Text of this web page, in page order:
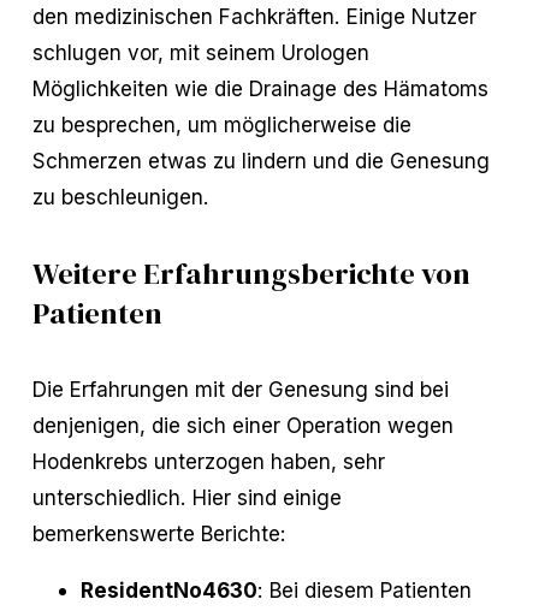
den medizinischen Fachkräften. Einige Nutzer
schlugen vor, mit seinem Urologen
Möglichkeiten wie die Drainage des Hämatoms
zu besprechen, um möglicherweise die
Schmerzen etwas zu lindern und die Genesung
zu beschleunigen.
Weitere Erfahrungsberichte von
Patienten
Die Erfahrungen mit der Genesung sind bei
denjenigen, die sich einer Operation wegen
Hodenkrebs unterzogen haben, sehr
unterschiedlich. Hier sind einige
bemerkenswerte Berichte:
ResidentNo4630: Bei diesem Patienten